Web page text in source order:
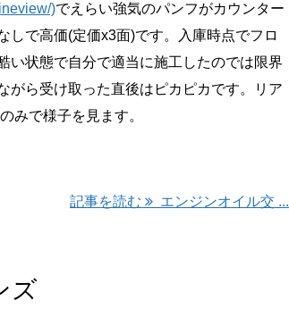
)でえらい強気のパンフがカウンター
しで高価(定価x3面)です。入庫時点でフロ
い状態で自分で適当に施工したのでは限界
がら受け取った直後はピカピカです。リア
みで様子を見ます。
記事を読む エンジンオイル交 ...
ズ